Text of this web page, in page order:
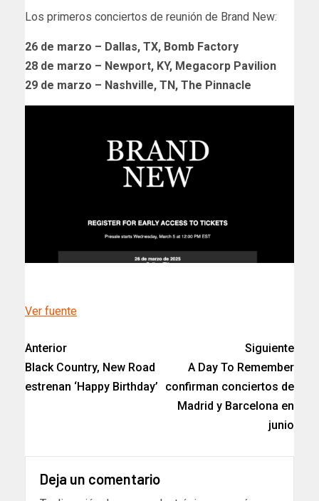
Los primeros conciertos de reunión de Brand New:
26 de marzo – Dallas, TX, Bomb Factory
28 de marzo – Newport, KY, Megacorp Pavilion
29 de marzo – Nashville, TN, The Pinnacle
Ver fuente
Anterior
Black Country, New Road
estrenan ‘Happy Birthday’
Siguiente
A Day To Remember
confirman conciertos de
Madrid y Barcelona en
junio
Deja un comentario